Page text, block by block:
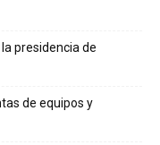
presidencia de
de equipos y